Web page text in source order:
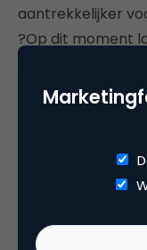
aantrekkelijker
?Op dit moment
stelt Gielen. ?De
voor het goed
zou het wenselijk
aantrekkelijk om
daarmee hun
informatieve